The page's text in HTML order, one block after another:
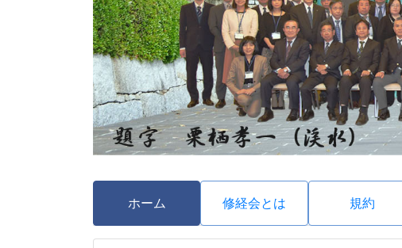
ホーム 修経会とは 規約